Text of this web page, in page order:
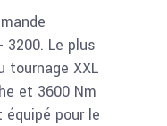
3200. Le plus
tournage XXL
et 3600 Nm
pour le